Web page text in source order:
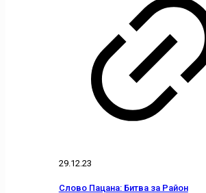
29.12.23
Слово Пацана: Битва за Район